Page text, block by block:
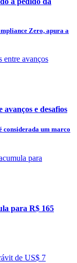
Zero, apura a
e desafios
considerada um marco
para R$ 165